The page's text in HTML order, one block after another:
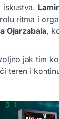
iskustva.
ritma i
Ojarzabala,
jak tim
teren i